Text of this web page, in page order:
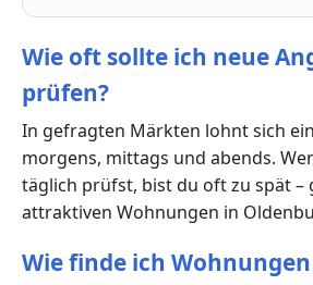
Wie oft sollte ich neue
prüfen?
In gefragten Märkten lohnt sich
morgens, mittags und abends.
täglich prüfst, bist du oft zu spät –
attraktiven Wohnungen in
Wie finde ich